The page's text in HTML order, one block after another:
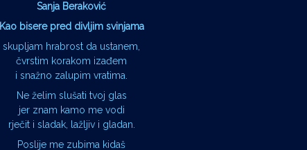
Sanja Beraković
Kao bisere pred divljim svinjama
skupljam hrabrost da ustanem,
čvrstim korakom izađem
i snažno zalupim vratima.
Ne želim slušati tvoj glas
jer znam kamo me vodi
rječit i sladak, lažljiv i gladan.
Poslije me zubima kidaš